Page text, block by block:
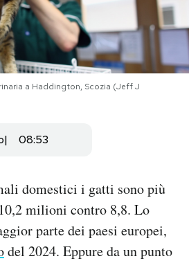
a Haddington, Scozia (Jeff J
08:53
domestici i gatti sono più
milioni contro 8,8. Lo
parte dei paesi europei,
del 2024. Eppure da un punto